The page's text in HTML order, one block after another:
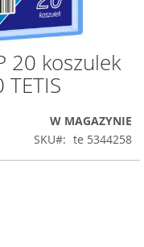
20 koszulek
TETIS
W MAGAZYNIE
SKU
te 5344258